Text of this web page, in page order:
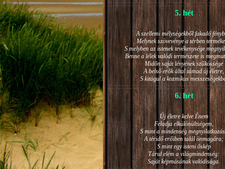
5. hét
A szellemi mélységekből fakadó
Melynek szövevénye a térben
S melyben az istenek tevékenysége
Benne a lélek valódi természete is
Midőn saját lényének szűkössége
A belső erők által támad új életre,
S kitágul a kozmikus
6. hét
Új életre kelve Énem
Feladja elkülönültségem,
S mint a mindenség
A téridő erőiben talál önmagára;
S mint egy isteni őskép
Tárul elém a világmindenség:
Saját képmásának valódisága.